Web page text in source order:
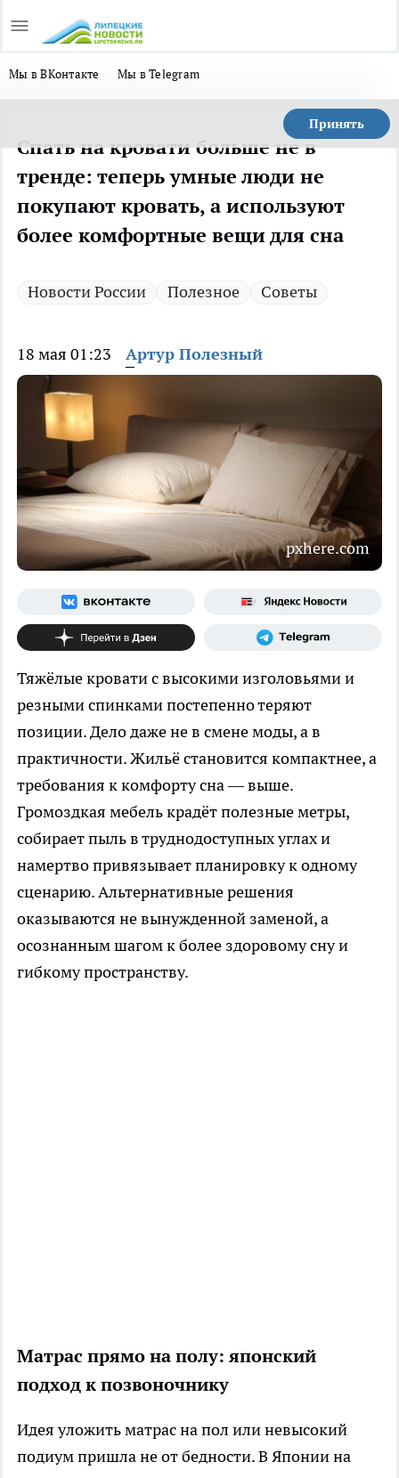
Мы в ВКонтакте Мы в Telegram
Принять
Спать на кровати больше не в
тренде: теперь умные люди не
покупают кровать, а используют
более комфортные вещи для сна
Новости России Полезное Советы
18 мая 01:23 Артур Полезный
pxhere.com
Тяжёлые кровати с высокими изголовьями и
резными спинками постепенно теряют
позиции. Дело даже не в смене моды, а в
практичности. Жильё становится компактнее, а
требования к комфорту сна — выше.
Громоздкая мебель крадёт полезные метры,
собирает пыль в труднодоступных углах и
намертво привязывает планировку к одному
сценарию. Альтернативные решения
оказываются не вынужденной заменой, а
осознанным шагом к более здоровому сну и
гибкому пространству.
Матрас прямо на полу: японский
подход к позвоночнику
Идея уложить матрас на пол или невысокий
подиум пришла не от бедности. В Японии на